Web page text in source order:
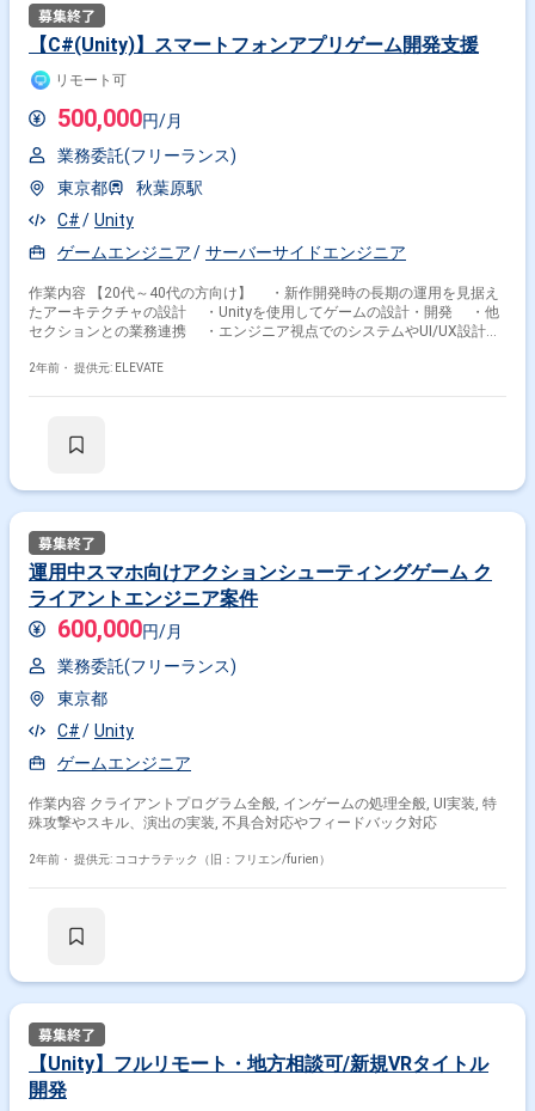
【C#(Unity)】スマートフォンアプリゲーム開発支援
リモート可
500,000円/月
業務委託(フリーランス)
東京都
秋葉原駅
C#
Unity
ゲームエンジニア
サーバーサイドエンジニア
作業内容 【20代～40代の方向け】 ・新作開発時の長期の運用を見据え
たアーキテクチャの設計 ・Unityを使用してゲームの設計・開発 ・他
セクションとの業務連携 ・エンジニア視点でのシステムやUI/UX設計に
2年前・ 提供元: ELEVATE
運用中スマホ向けアクションシューティングゲーム ク
ライアントエンジニア案件
600,000円/月
業務委託(フリーランス)
東京都
C#
Unity
ゲームエンジニア
作業内容 クライアントプログラム全般, インゲームの処理全般, UI実装, 特
殊攻撃やスキル、演出の実装, 不具合対応やフィードバック対応
2年前・ 提供元: ココナラテック（旧：フリエン/furien）
【Unity】フルリモート・地方相談可/新規VRタイトル
開発